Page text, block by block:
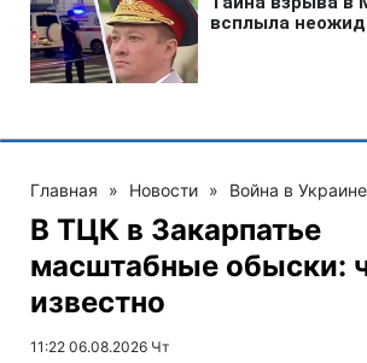
Главная » Новости » Война в Украине
В ТЦК в Закарпатье
масштабные обыски:
известно
11:22 06.08.2026 Чт